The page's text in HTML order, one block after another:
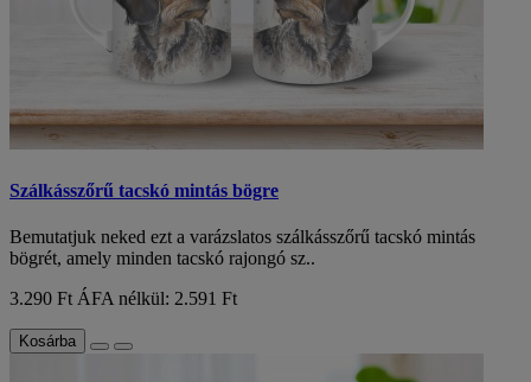
Szálkásszőrű tacskó mintás bögre
Bemutatjuk neked ezt a varázslatos szálkásszőrű tacskó mintás
bögrét, amely minden tacskó rajongó sz..
3.290 FtÁFA nélkül: 2.591 Ft
Kosárba